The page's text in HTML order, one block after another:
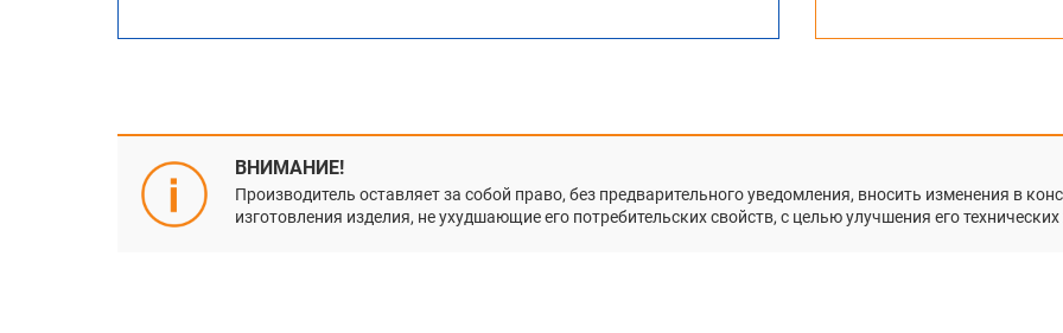
ВНИМАНИЕ!
Производитель оставляет за собой право, без предварительного уведомления, вносить изменения в
изготовления изделия, не ухудшающие его потребительских свойств, с целью улучшения его технических